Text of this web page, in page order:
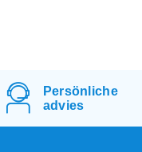
Persönliche
advies